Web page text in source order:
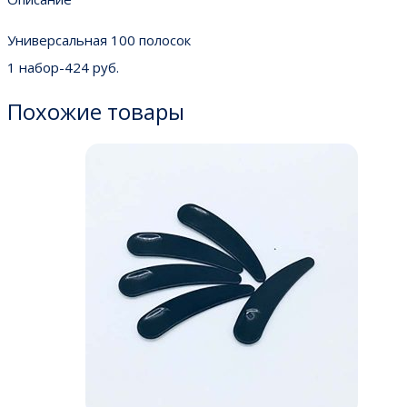
Универсальная 100 полосок
1 набор-424 руб.
Похожие товары